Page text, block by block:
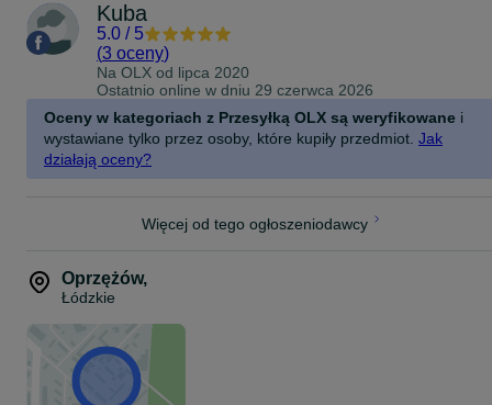
Kuba
5.0 / 5
(3 oceny)
Na OLX od lipca 2020
Ostatnio online w dniu 29 czerwca 2026
Oceny w kategoriach z Przesyłką OLX są weryfikowane i
wystawiane tylko przez osoby, które kupiły przedmiot. Jak
działają oceny?
Więcej od tego ogłoszeniodawcy
Oprzężów,
Łódzkie